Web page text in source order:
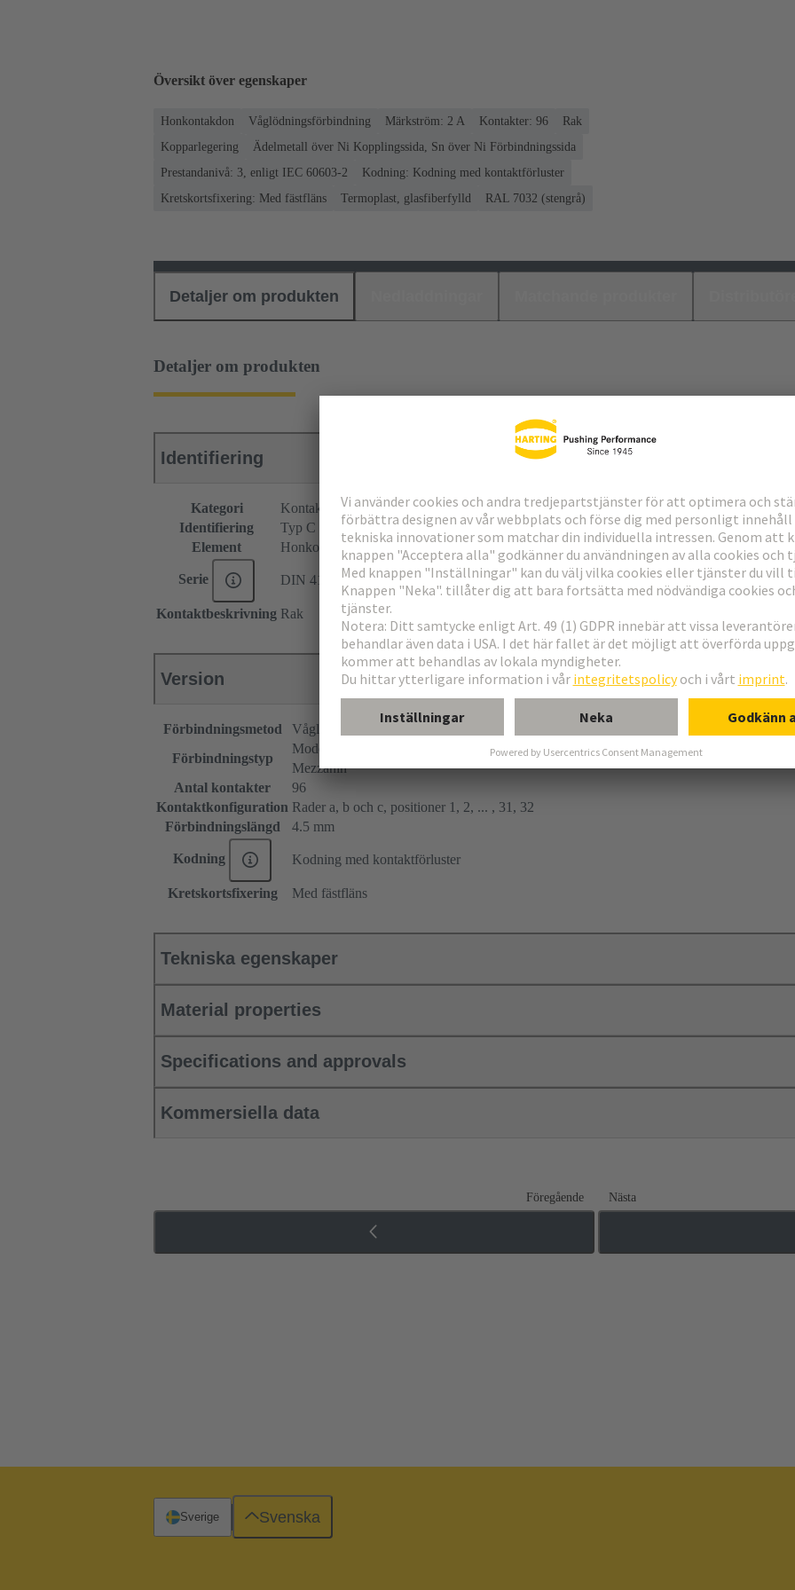
Översikt över egenskaper
Honkontakdon Våglödningsförbindning Märkström: ‌2 A Kontakter: 96
Rak
Kopparlegering
Ädelmetall över Ni Kopplingssida, Sn över Ni Förbindningssida
Prestandanivå: 3, enligt IEC 60603-2
Kodning: Kodning med kontaktförluster
Kretskortsfixering: Med fästfläns
Termoplast, glasfiberfylld RAL 7032 (stengrå)
Detaljer om produkten
Detaljer om produkten
Identifiering
Kategori
Kontaktdon
Identifiering
Typ C
Element
Honkontakdon
Serie DIN 41612
Kontaktbeskrivning Rak
Version
Förbindningsmetod
Våglödningsförbindning
Förbindningstyp
Moderkort till dotterkort
Mezzanin
Antal kontakter
96
Kontaktkonfiguration Rader a, b och c, positioner 1, 2, ... , 31, 32
Förbindningslängd
4.5 mm
Kodning Kodning med kontaktförluster
Kretskortsfixering Med fästfläns
Tekniska egenskaper
Material properties
Specifications and approvals
Kommersiella data
Föregående Nästa
Sverige Svenska